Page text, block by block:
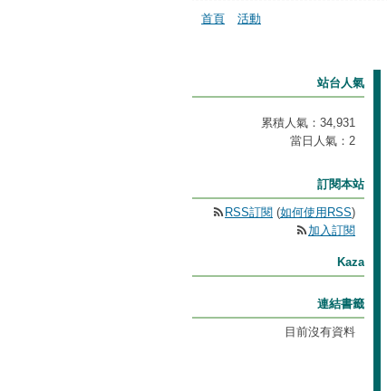
首頁 活動
站台人氣
累積人氣： 34,931
當日人氣： 2
訂閱本站
RSS訂閱 (如何使用RSS)
加入訂閱
Kaza
連結書籤
目前沒有資料